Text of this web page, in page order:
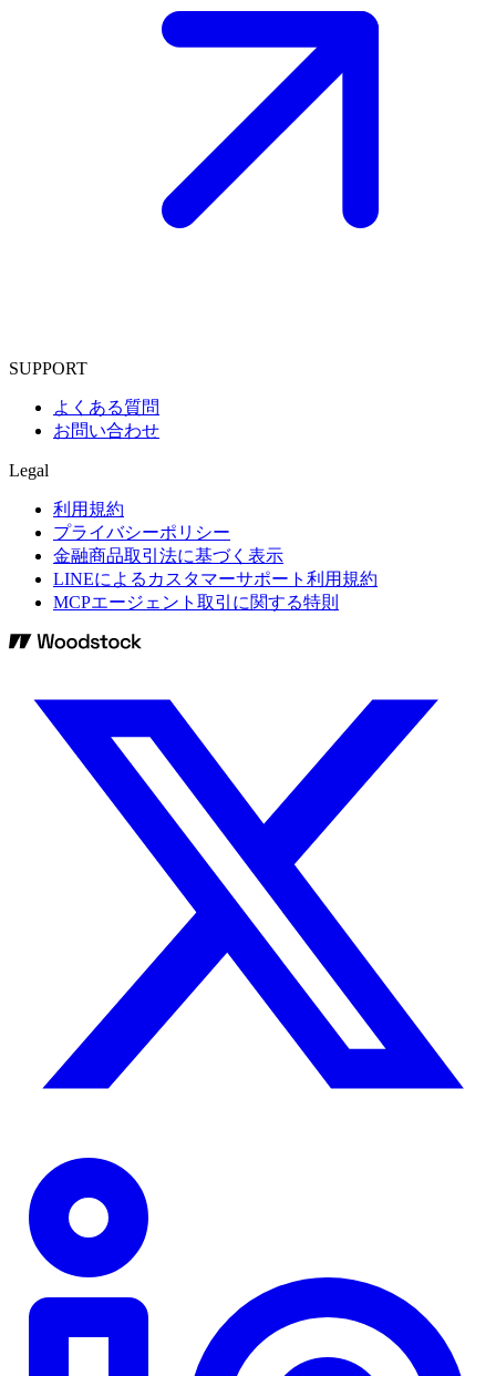
SUPPORT
よくある質問
お問い合わせ
Legal
利用規約
プライバシーポリシー
金融商品取引法に基づく表示
LINEによるカスタマーサポート利用規約
MCPエージェント取引に関する特則